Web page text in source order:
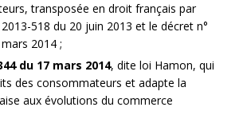
transposée en droit français par
2013-518 du 20 juin 2013 et le décret n°
2014 ;
du 17 mars 2014, dite loi Hamon, qui
des consommateurs et adapte la
aux évolutions du commerce